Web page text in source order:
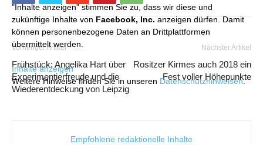
"Inhalte anzeigen" stimmen Sie zu, dass wir diese und
zukünftige Inhalte von Facebook, Inc. anzeigen dürfen. Damit
können personenbezogene Daten an Drittplattformen
übermittelt werden.
Inhalte anzeigen
Weitere Hinweise finden Sie in unseren Datenschutzhinweisen.
Vorheriger Artikel
Frühstück: Angelika Hart über
Experimentierfreude und die
Wiederentdeckung von Leipzig
Nächster Artikel
Rositzer Kirmes auch 2018 ein
Fest voller Höhepunkte
Empfohlene redaktionelle Inhalte